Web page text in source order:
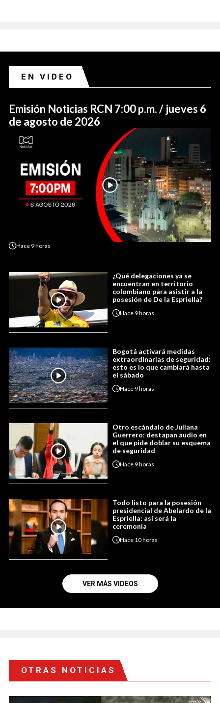
EN VIDEO
Emisión Noticias RCN 7:00 p.m. / jueves 6
de agosto de 2026
Hace 9 horas
¿Qué delegaciones ya se
encuentran en territorio
colombiano para asistir a la
posesión de De la Espriella?
Hace 9 horas
Bogotá activará medidas
extraordinarias de seguridad:
esto es lo que cambiará hasta
el sábado
Hace 9 horas
Otro escándalo de Juliana
Guerrero: destapan audio en
el que pide doblar su esquema
de seguridad
Hace 9 horas
Todo listo para la posesión
presidencial de Abelardo de la
Espriella: así será la
ceremonia
Hace 10 horas
VER MÁS VIDEOS
OTRAS NOTICIAS